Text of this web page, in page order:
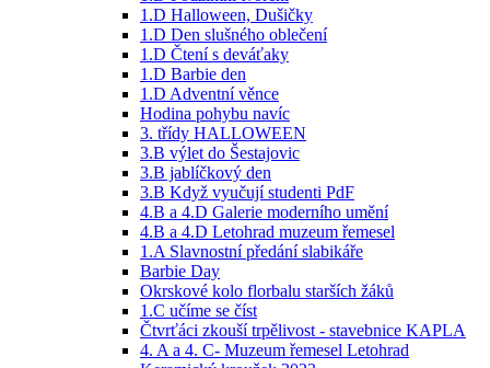
1.D Halloween, Dušičky
1.D Den slušného oblečení
1.D Čtení s deváťaky
1.D Barbie den
1.D Adventní věnce
Hodina pohybu navíc
3. třídy HALLOWEEN
3.B výlet do Šestajovic
3.B jablíčkový den
3.B Když vyučují studenti PdF
4.B a 4.D Galerie moderního umění
4.B a 4.D Letohrad muzeum řemesel
1.A Slavnostní předání slabikáře
Barbie Day
Okrskové kolo florbalu starších žáků
1.C učíme se číst
Čtvrťáci zkouší trpělivost - stavebnice KAPLA
4. A a 4. C- Muzeum řemesel Letohrad